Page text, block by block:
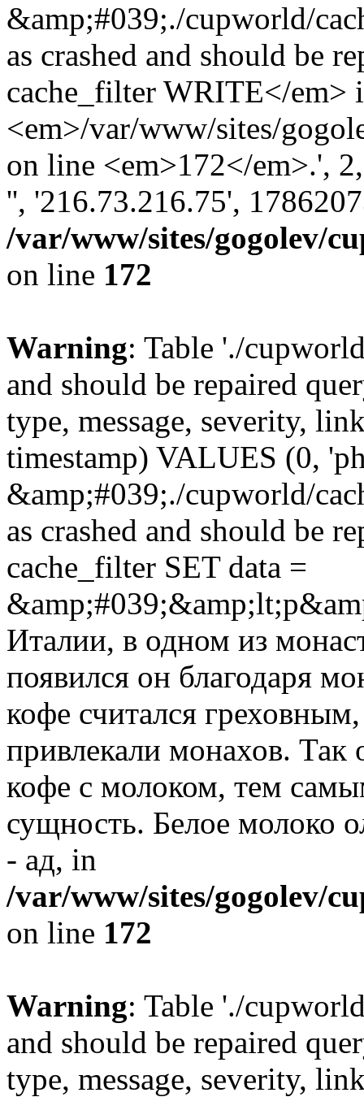
&amp;#039;./cupworld/
as crashed and should be
cache_filter WRITE</em>
<em>/var/www/sites/
on line <em>172</em>.',
'', '216.73.216.75',
/var/www/sites/gogolev/
on line 172
Warning: Table './
and should be repaired
type, message, severity,
timestamp) VALUES (0,
&amp;#039;./cupworld/
as crashed and should be
cache_filter SET data =
Италии, в одном из
появился он благодаря
кофе считался
привлекали монахов.
кофе с молоком, тем
сущность. Белое молоко
- ад, in
/var/www/sites/gogolev/
on line 172
Warning: Table './
and should be repaired
type, message, severity,